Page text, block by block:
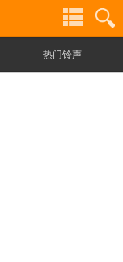
热门铃声